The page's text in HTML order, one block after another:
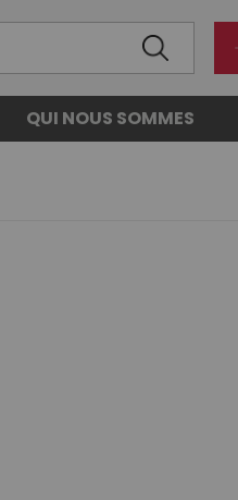
QUI NOUS SOMMES